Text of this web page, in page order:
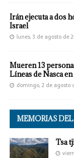
Irán ejecuta a dos
Israel
lunes, 3 de agosto de
Mueren 13
Líneas de Nasca
domingo, 2 de agosto
MEMORIAS
Tsa